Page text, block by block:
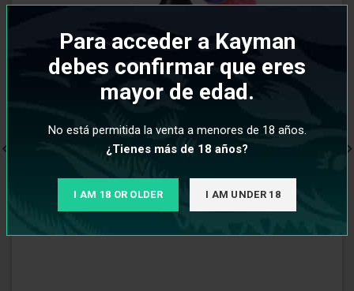
Para acceder a Kayman
debes confirmar que eres
mayor de edad.
No está permitida la venta a menores de 18 años.
¿Tienes más de 18 años?
I AM 18 OR OLDER I AM UNDER 18